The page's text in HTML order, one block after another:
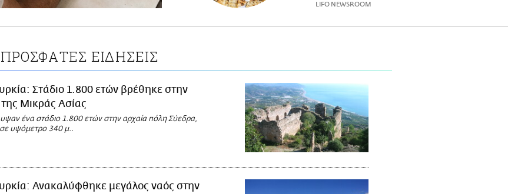
LIFO NEWSROOM
ΠΡΟΣΦΑΤΕΣ ΕΙΔΗΣΕΙΣ
Στάδιο 1.800 ετών βρέθηκε στην
Μικράς Ασίας
ένα στάδιο 1.800 ετών στην αρχαία πόλη Σύεδρα,
σε υψόμετρο 340 μ..
Ανακαλύφθηκε μεγάλος ναός στην